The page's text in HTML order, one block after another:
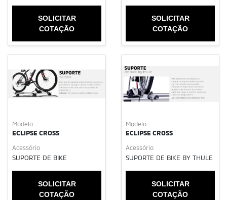
SOLICITAR
COTAÇÃO
SOLICITAR
COTAÇÃO
Modelo
ECLIPSE CROSS
Acessório
SUPORTE DE BIKE
SOLICITAR
COTAÇÃO
Modelo
ECLIPSE CROSS
Acessório
SUPORTE DE BIKE BY THULE
SOLICITAR
COTAÇÃO